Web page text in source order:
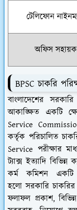
টেলিফোন
অফিস সহায়ক
BPSC চাকরি
বাংলাদেশের
আকাঙ্ক্ষিত একটি
Service
কর্তৃক পরিচালিত
Service পরীক্ষার
ট্যাক্স ইত্যাদি
কর্ম কমিশন একটি
হলো সরকারি
ফলাফল প্রকাশ,